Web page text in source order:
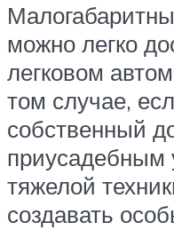
можно легко
легковом
том случае,
собственный
приусадебным
тяжелой
создавать